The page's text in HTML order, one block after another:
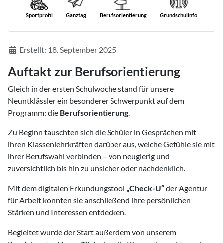
Sportprofil Ganztag Berufs­orientierung Grund­schul­info
DetailsErstellt: 18. September 2025
Auftakt zur Berufsorientierung
Gleich in der ersten Schulwoche stand für unsere
Neuntklässler ein besonderer Schwerpunkt auf dem
Programm: die Berufsorientierung.
Zu Beginn tauschten sich die Schüler in Gesprächen mit
ihren Klassenlehrkräften darüber aus, welche Gefühle sie mit
ihrer Berufswahl verbinden – von neugierig und
zuversichtlich bis hin zu unsicher oder nachdenklich.
Mit dem digitalen Erkundungstool „Check-U“der Agentur
für Arbeit konnten sie anschließend ihre persönlichen
Stärken und Interessen entdecken.
Begleitet wurde der Start außerdem von unserem